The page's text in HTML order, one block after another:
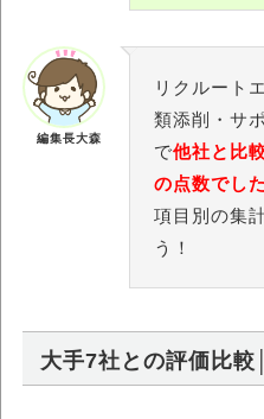
編集長大森
リクルート
類添削・サ
で他社と比
の点数でした
項目別の集
う！
大手7社との評価比